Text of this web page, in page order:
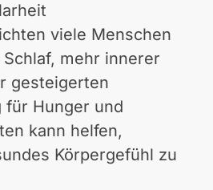
viele Menschen
mehr innerer
gesteigerten
für Hunger und
kann helfen,
Körpergefühl zu